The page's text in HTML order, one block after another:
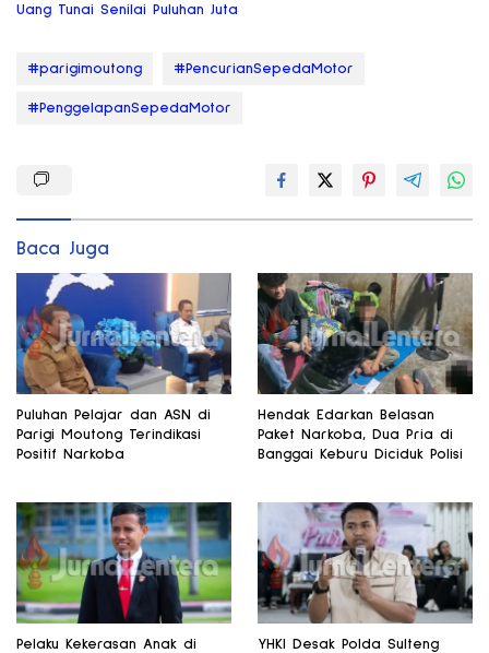
Uang Tunai Senilai Puluhan Juta
#parigimoutong #PencurianSepedaMotor
#PenggelapanSepedaMotor
Baca Juga
Puluhan Pelajar dan ASN di
Parigi Moutong Terindikasi
Positif Narkoba
Hendak Edarkan Belasan
Paket Narkoba, Dua Pria di
Banggai Keburu Diciduk Polisi
Pelaku Kekerasan Anak di
YHKI Desak Polda Sulteng